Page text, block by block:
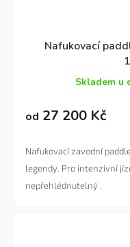
Nafukovací
Skladem u
od 27 200 Kč
Nafukovací zavodní
legendy. Pro intenzivní
nepřehlédnutelný .